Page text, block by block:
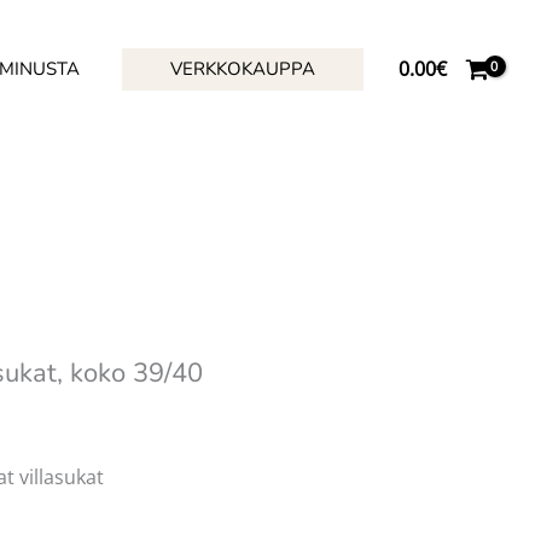
VERKKOKAUPPA 0.00€
koko 39/40
villasukat